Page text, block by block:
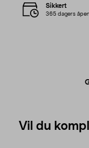
Sikkert
365 dagers
Vil du